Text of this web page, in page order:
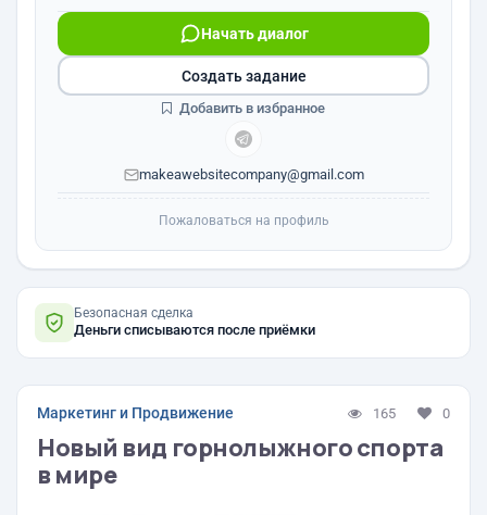
Начать диалог
makeawebsitecompany@gmail.com
Создать задание
Добавить в избранное
Пожаловаться на профиль
Безопасная сделка
Деньги списываются после приёмки
Маркетинг и Продвижение 165 0
Новый вид горнолыжного спорта
в мире